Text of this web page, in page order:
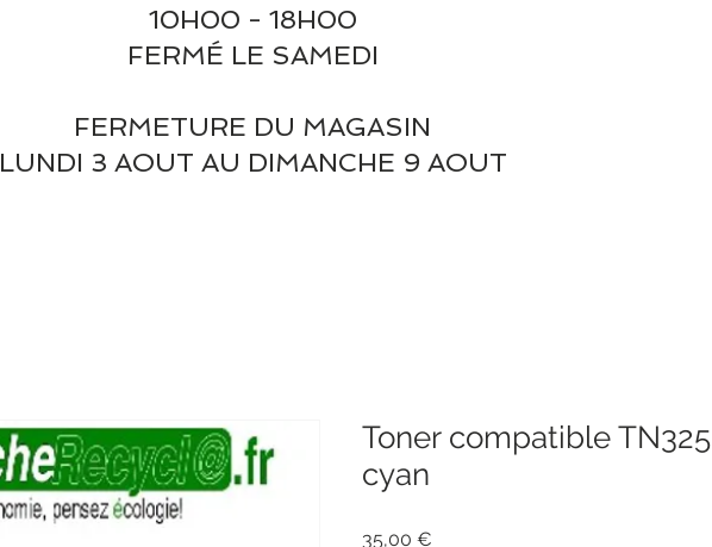
10H00 - 18H00
FERMÉ LE SAMEDI
FERMETURE DU MAGASIN
LUNDI 3 AOUT AU DIMANCHE 9 AOUT
Toner compatible TN325
cyan
35,00 €